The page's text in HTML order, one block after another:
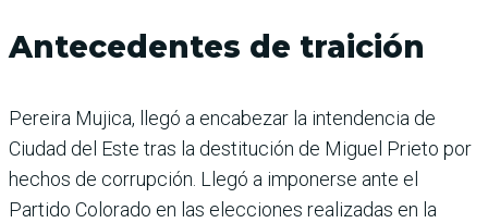
Antecedentes de traición
Pereira Mujica, llegó a encabezar la intendencia de
Ciudad del Este tras la destitución de Miguel Prieto por
hechos de corrupción. Llegó a imponerse ante el
Partido Colorado en las elecciones realizadas en la